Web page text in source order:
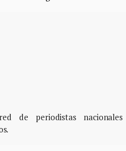
de periodistas